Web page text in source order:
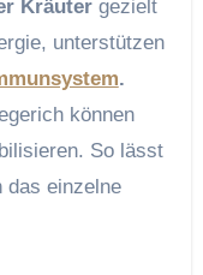
Kräutergezielt
unterstützen
.
können
So lässt
das einzelne